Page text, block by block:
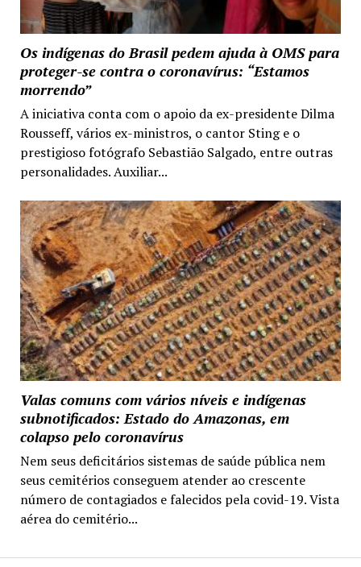
Os indígenas do Brasil pedem ajuda à OMS para
proteger-se contra o coronavírus: “Estamos
morrendo”
A iniciativa conta com o apoio da ex-presidente Dilma
Rousseff, vários ex-ministros, o cantor Sting e o
prestigioso fotógrafo Sebastião Salgado, entre outras
personalidades. Auxiliar...
Valas comuns com vários níveis e indígenas
subnotificados: Estado do Amazonas, em
colapso pelo coronavírus
Nem seus deficitários sistemas de saúde pública nem
seus cemitérios conseguem atender ao crescente
número de contagiados e falecidos pela covid-19. Vista
aérea do cemitério...